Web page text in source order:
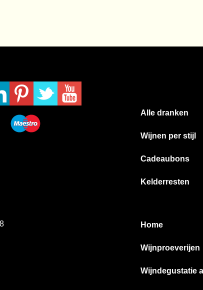
Alle dranken
Wijnen per stijl
Cadeaubons
Kelderresten
Home
Wijnproeverijen
Wijndegustatie